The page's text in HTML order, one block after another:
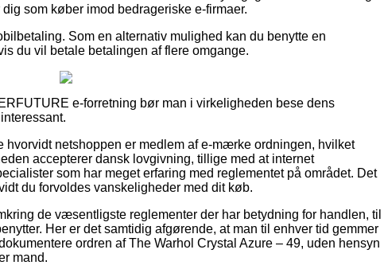
som køber imod bedrageriske e-firmaer.
Som en alternativ mulighed kan du benytte en
du vil betale betalingen af flere omgange.
e-forretning bør man i virkeligheden bese dens
hvorvidt netshoppen er medlem af e-mærke ordningen, hvilket
accepterer dansk lovgivning, tillige med at internet
som har meget erfaring med reglementet på området. Det
du forvoldes vanskeligheder med dit køb.
de væsentligste reglementer der har betydning for handlen, til
Her er det samtidig afgørende, at man til enhver tid gemmer
ordren af The Warhol Crystal Azure – 49, uden hensyn
mand.